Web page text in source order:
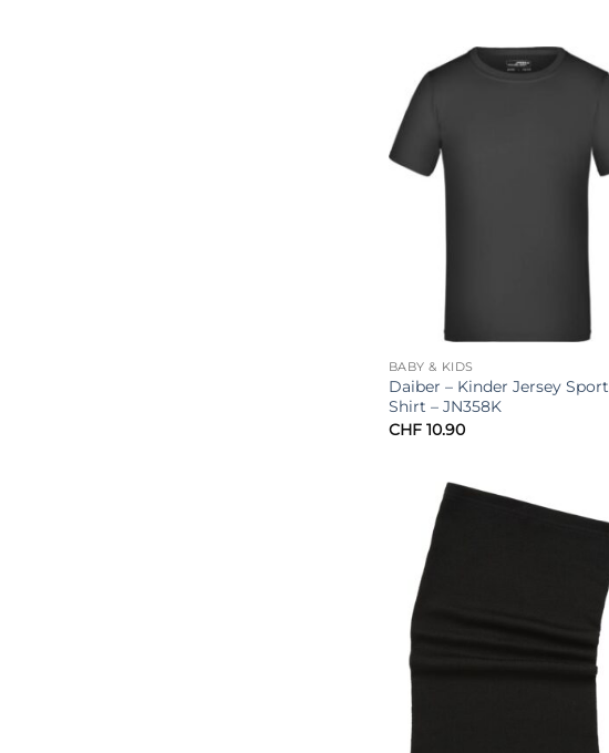
BABY & KIDS
Daiber – Kinder Jersey Sport
Shirt – JN358K
CHF10.90